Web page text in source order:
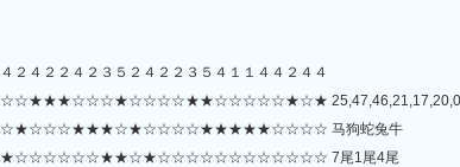
２４２２４２３５２４２２３５４１１４４２４４
马狗蛇兔牛
7尾1尾4尾